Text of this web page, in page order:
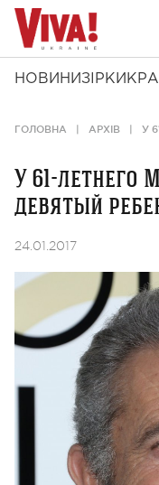
НОВИНИ ЗІРКИ
ГОЛОВНА АРХІВ У
У 61-летнего
девятый
24.01.2017